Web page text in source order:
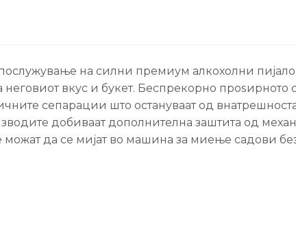
на силни премиум алкохолни
неговиот вкус и букет. Беспрекорно
сепарации што остануваат од
добиваат дополнителна заштита од
да се мијат во машина за миење садови